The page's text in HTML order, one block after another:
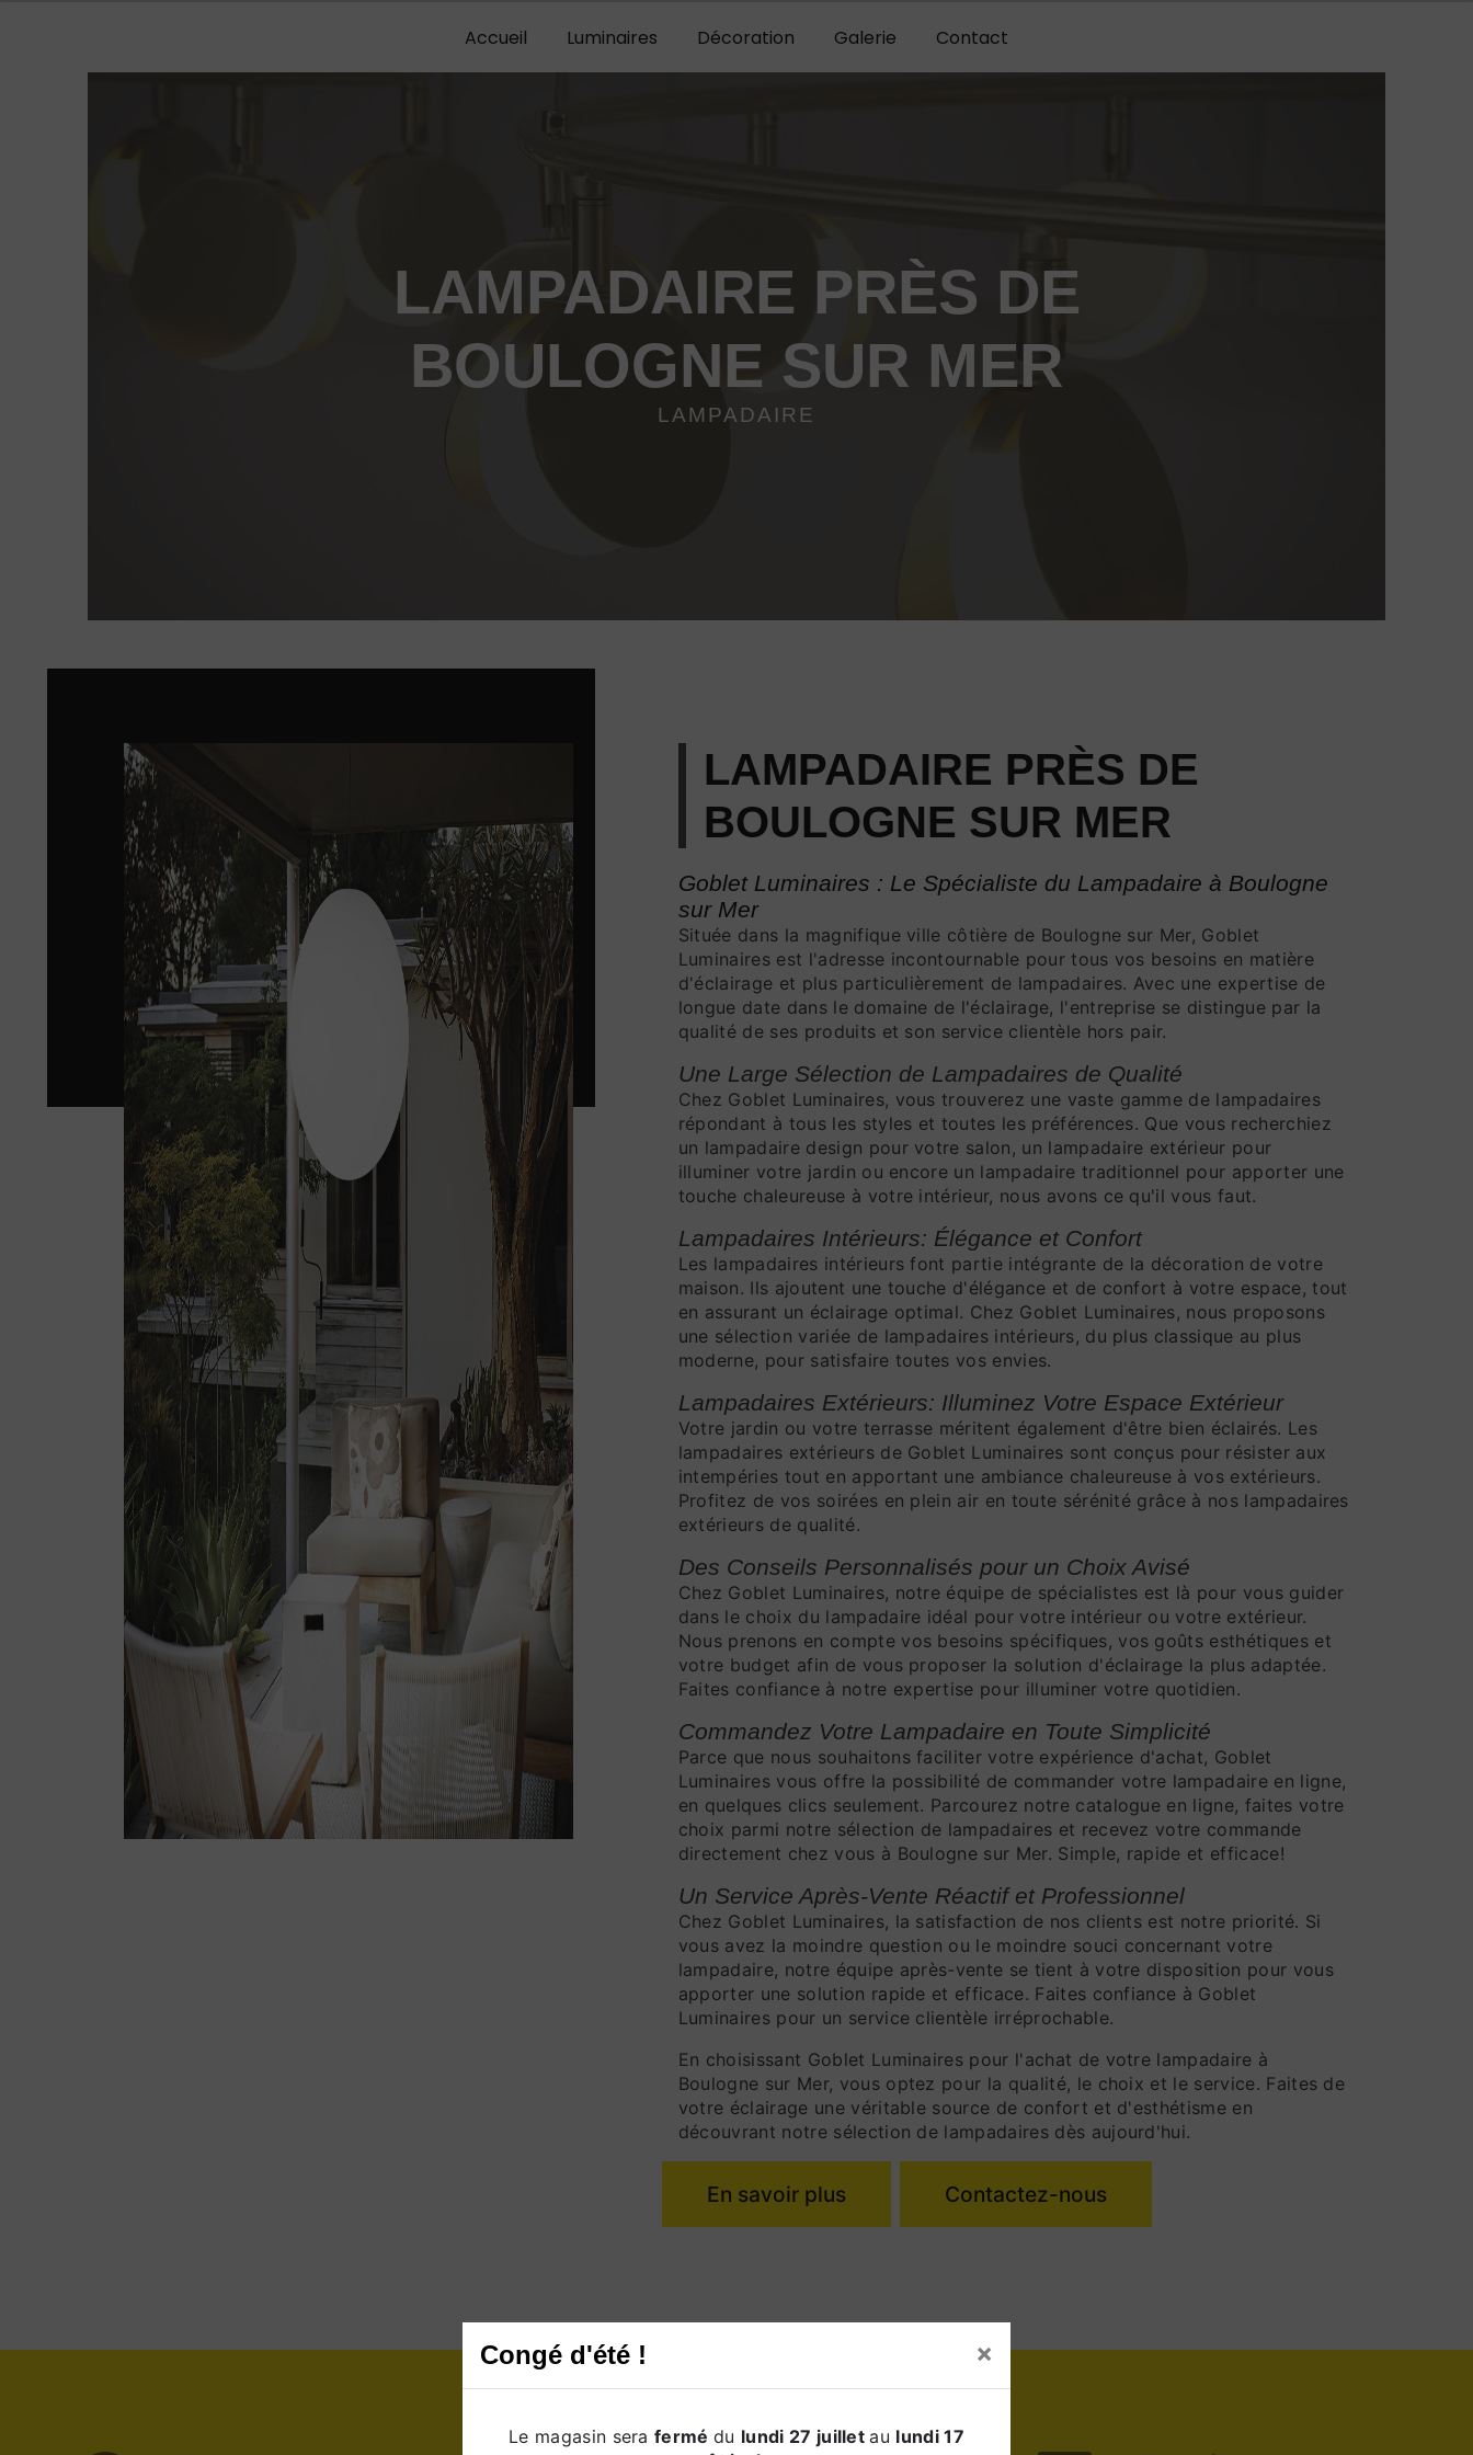
Congé d'été ! ×
Le magasin serafermédu lundi 27 juilletau lundi 17
Accueil Luminaires Décoration Galerie Contact
LAMPADAIRE PRÈS DE
BOULOGNE SUR MER
LAMPADAIRE
LAMPADAIRE PRÈS DE
BOULOGNE SUR MER
Goblet Luminaires : Le Spécialiste du Lampadaire à Boulogne
sur Mer
Située dans la magnifique ville côtière de Boulogne sur Mer, Goblet
Luminaires est l'adresse incontournable pour tous vos besoins en matière
d'éclairage et plus particulièrement de lampadaires. Avec une expertise de
longue date dans le domaine de l'éclairage, l'entreprise se distingue par la
qualité de ses produits et son service clientèle hors pair.
Une Large Sélection de Lampadaires de Qualité
Chez Goblet Luminaires, vous trouverez une vaste gamme de lampadaires
répondant à tous les styles et toutes les préférences. Que vous recherchiez
un lampadaire design pour votre salon, un lampadaire extérieur pour
illuminer votre jardin ou encore un lampadaire traditionnel pour apporter une
touche chaleureuse à votre intérieur, nous avons ce qu'il vous faut.
Lampadaires Intérieurs: Élégance et Confort
Les lampadaires intérieurs font partie intégrante de la décoration de votre
maison. Ils ajoutent une touche d'élégance et de confort à votre espace, tout
en assurant un éclairage optimal. Chez Goblet Luminaires, nous proposons
une sélection variée de lampadaires intérieurs, du plus classique au plus
moderne, pour satisfaire toutes vos envies.
Lampadaires Extérieurs: Illuminez Votre Espace Extérieur
Votre jardin ou votre terrasse méritent également d'être bien éclairés. Les
lampadaires extérieurs de Goblet Luminaires sont conçus pour résister aux
intempéries tout en apportant une ambiance chaleureuse à vos extérieurs.
Profitez de vos soirées en plein air en toute sérénité grâce à nos lampadaires
extérieurs de qualité.
Des Conseils Personnalisés pour un Choix Avisé
Chez Goblet Luminaires, notre équipe de spécialistes est là pour vous guider
dans le choix du lampadaire idéal pour votre intérieur ou votre extérieur.
Nous prenons en compte vos besoins spécifiques, vos goûts esthétiques et
votre budget afin de vous proposer la solution d'éclairage la plus adaptée.
Faites confiance à notre expertise pour illuminer votre quotidien.
Commandez Votre Lampadaire en Toute Simplicité
Parce que nous souhaitons faciliter votre expérience d'achat, Goblet
Luminaires vous offre la possibilité de commander votre lampadaire en ligne,
en quelques clics seulement. Parcourez notre catalogue en ligne, faites votre
choix parmi notre sélection de lampadaires et recevez votre commande
directement chez vous à Boulogne sur Mer. Simple, rapide et efficace!
Un Service Après-Vente Réactif et Professionnel
Chez Goblet Luminaires, la satisfaction de nos clients est notre priorité. Si
vous avez la moindre question ou le moindre souci concernant votre
lampadaire, notre équipe après-vente se tient à votre disposition pour vous
apporter une solution rapide et efficace. Faites confiance à Goblet
Luminaires pour un service clientèle irréprochable.
En choisissant Goblet Luminaires pour l'achat de votre lampadaire à
Boulogne sur Mer, vous optez pour la qualité, le choix et le service. Faites de
votre éclairage une véritable source de confort et d'esthétisme en
découvrant notre sélection de lampadaires dès aujourd'hui.
En savoir plus Contactez-nous